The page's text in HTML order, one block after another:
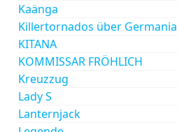
Kaänga
Killertornados über Germania
KITANA
KOMMISSAR FRÖHLICH
Kreuzzug
Lady S
Lanternjack